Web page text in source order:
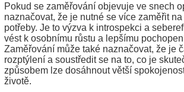
Pokud se zaměřování objevuje ve snech
naznačovat, že je nutné se více zaměřit
potřeby. Je to výzva k introspekci a
vést k osobnímu růstu a lepšímu
Zaměřování může také naznačovat, že je
rozptýlení a soustředit se na to, co je
způsobem lze dosáhnout větší
životě.